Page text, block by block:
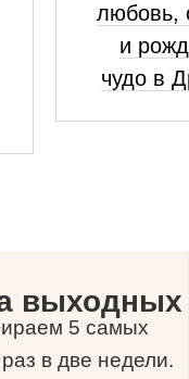
любовь,
и
чудо в
выходных
5 самых
в две недели.